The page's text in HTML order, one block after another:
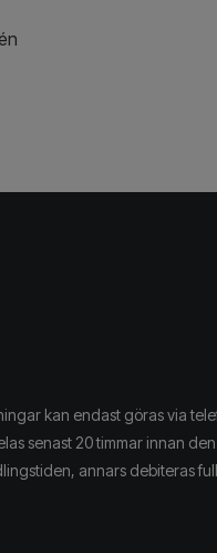
kan endast göras via
senast 20 timmar innan den
annars debiteras